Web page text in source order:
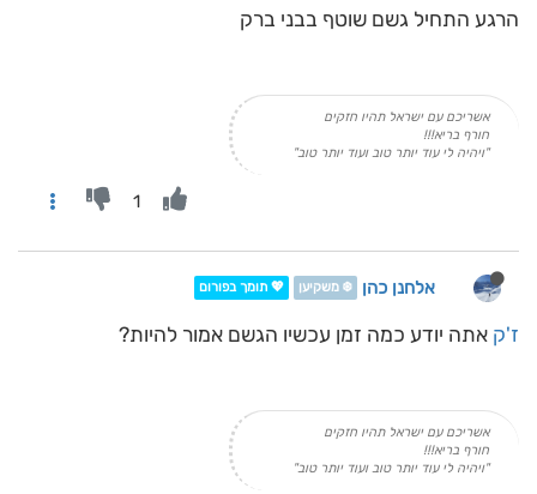
הרגע התחיל גשם שוטף בבני ברק
אשריכם עם ישראל תהיו חזקים
חורף בריא!!!
"ויהיה לי עוד יותר טוב ועוד יותר טוב"
1
אלחנן כהן ❄️ משקיען 💖 תומך בפורום
ז'ק אתה יודע כמה זמן עכשיו הגשם אמור להיות?
אשריכם עם ישראל תהיו חזקים
חורף בריא!!!
"ויהיה לי עוד יותר טוב ועוד יותר טוב"